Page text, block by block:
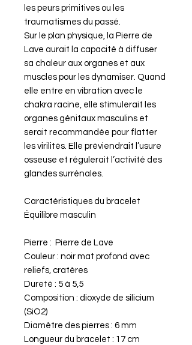
les peurs primitives ou les
traumatismes du passé.
Sur le plan physique, la Pierre de
Lave aurait la capacité à diffuser
sa chaleur aux organes et aux
muscles pour les dynamiser. Quand
elle entre en vibration avec le
chakra racine, elle stimulerait les
organes génitaux masculins et
serait recommandée pour flatter
les virilités. Elle préviendrait l’usure
osseuse et régulerait l’activité des
glandes surrénales.
Caractéristiques du bracelet
Équilibre masculin
Pierre : Pierre de Lave
Couleur : noir mat profond avec
reliefs, cratères
Dureté : 5 à 5,5
Composition : dioxyde de silicium
(SiO2)
Diamètre des pierres : 6 mm
Longueur du bracelet : 17 cm